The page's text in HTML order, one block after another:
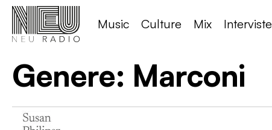
Music Culture Mix Interviste
Genere: Marconi